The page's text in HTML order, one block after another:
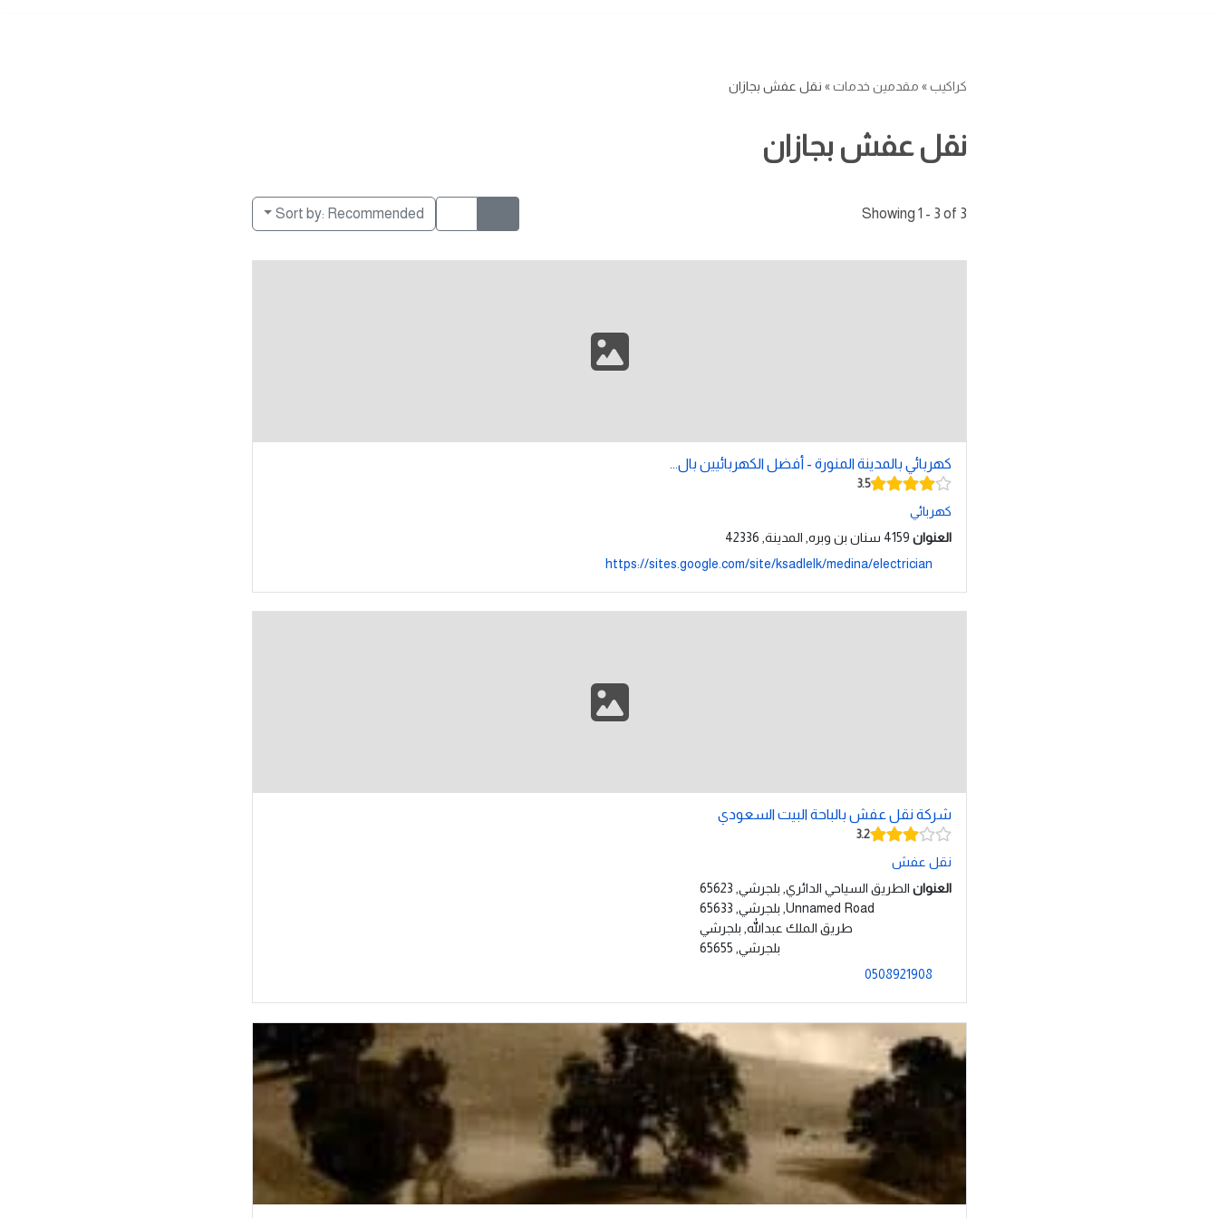
كراكيب» مقدمين خدمات» نقل عفش بجازان
نقل عفش بجازان
Showing 1 - 3 of 3
Sort by: Recommended
كهربائي بالمدينة المنورة - أفضل الكهربائيين بال...
3.5
كهربائي
العنوان 4159 سنان بن وبره, المدينة, 42336
https://sites.google.com/site/ksadlelk/medina/electrician
شركة نقل عفش بالباحة البيت السعودي
3.2
نقل عفش
العنوان الطريق السياحي الدائري, بلجرشي, 65623
Unnamed Road, بلجرشي, 65633
طريق الملك عبدالله, بلجرشي
بلجرشي, 65655
0508921908